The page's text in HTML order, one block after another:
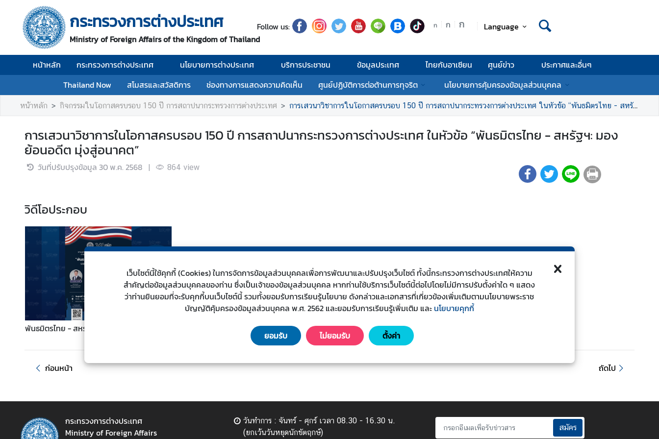
กระทรวงการต่างประเทศ
Ministry of Foreign Affairs of the Kingdom of Thailand
Follow us: ก ก ก Language
หน้าหลัก กระทรวงการต่างประเทศ นโยบายการต่างประเทศ บริการประชาชน ข้อมูลประเทศ ไทยกับอาเซียน ศูนย์ข่าว
ประกาศและอื่นๆ
Thailand Now
สโมสรและสวัสดิการ ช่องทางการแสดงความคิดเห็น ศูนย์ปฏิบัติการต่อต้านการทุจริต นโยบายการคุ้มครองข้อมูลส่วนบุคคล
ห
น้
า
ก
ก
ะ
ท
ว
า
ร
ต่
ศ
า
ก
หน้าหลัก กิจกรรมในโอกาสครบรอบ 150 ปี การสถาปนากระทรวงการต่างประเทศ การเสวนาวิชาการในโอกาสครบรอบ 150 ปี การสถาปนากระทรวงการต่างประเทศ ในหัวข้อ “พันธมิตรไทย - สหรัฐฯ: มองย้อนอดีต มุ่งสู่อนาคต”
การเสวนาวิชาการในโอกาสครบรอบ 150 ปี การสถาปนากระทรวงการต่างประเทศ ในหัวข้อ “พันธมิตรไทย - สหรัฐฯ: มอง
ย้อนอดีต มุ่งสู่อนาคต”
วันที่ปรับปรุงข้อมูล 30 พ.ค. 2568 | 864 view
วิดีโอประกอบ
พันธมิตรไทย - สหรัฐฯ : มองย้อนอดีต มุ่งสู่
ก่อนหน้า ถัดไป
กระทรวงการต่างประเทศ
Ministry of Foreign Affairs
วันทำการ : จันทร์ - ศุกร์ เวลา 08.30 - 16.30 น.
(ยกเว้นวันหยุดนักขัตฤกษ์)
สมัคร
เว็บไซต์นี้ใช้คุกกี้ (Cookies) ในการจัดการข้อมูลส่วนบุคคลเพื่อการพัฒนาและปรับปรุงเว็บไซต์ ทั้งนี้กระทรวงการต่างประเทศให้ความ
สำคัญต่อข้อมูลส่วนบุคคลของท่าน ซึ่งเป็นเจ้าของข้อมูลส่วนบุคคล หากท่านใช้บริการเว็บไซต์นี้ต่อไปโดยไม่มีการปรับตั้งค่าใด ๆ แสดง
ว่าท่านยินยอมที่จะรับคุกกี้บนเว็บไซต์นี้ รวมทั้งยอมรับการเรียนรู้นโยบาย ดังกล่าวและเอกสารที่เกี่ยวข้องเพิ่มเติมตามนโยบายพระราช
บัญญัติคุ้มครองข้อมูลส่วนบุคคล พ.ศ. 2562 และยอมรับการเรียนรู้เพิ่มเติม และ นโยบายคุกกี้
ยอมรับ ไม่ยอมรับ ตั้งค่า